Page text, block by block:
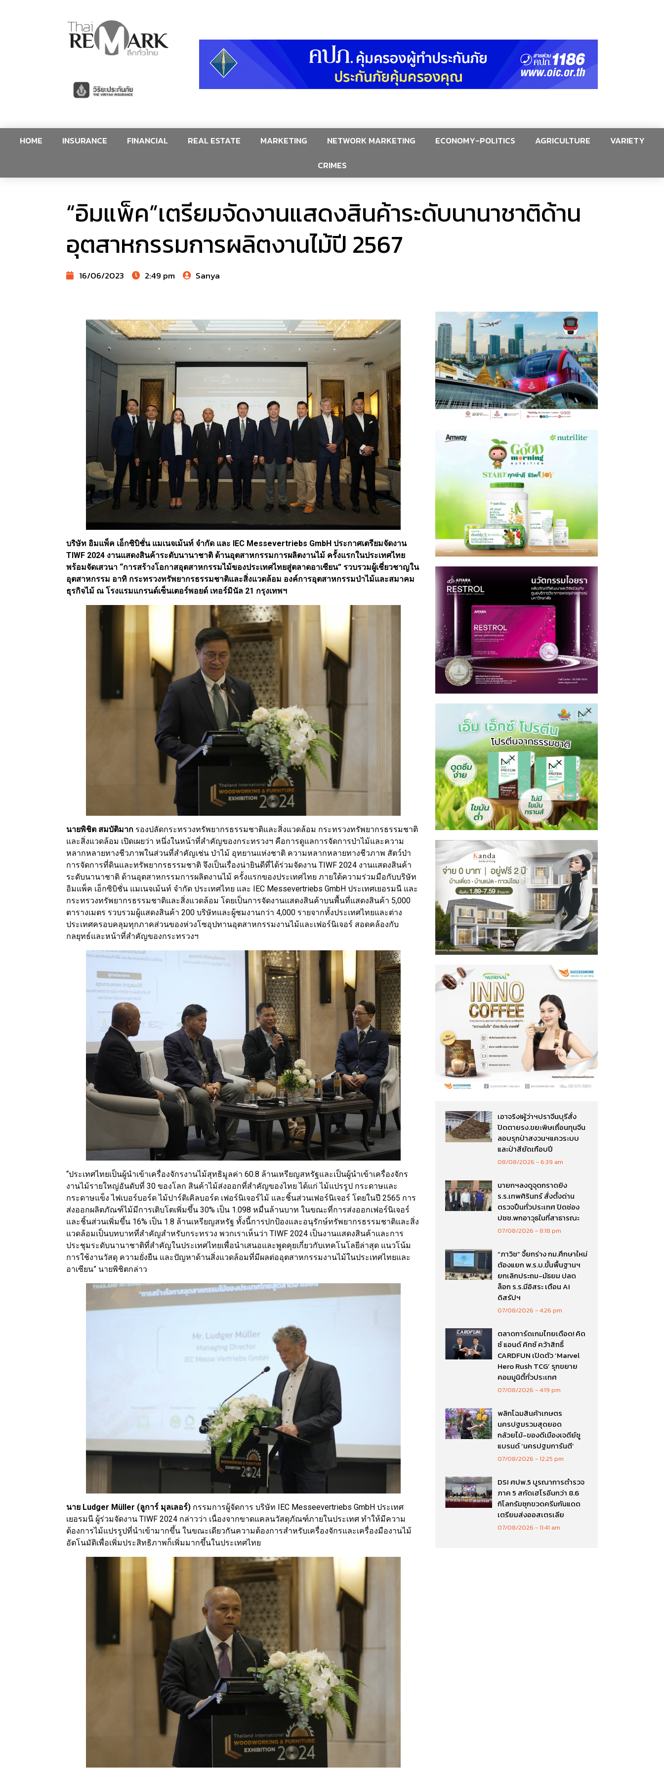
HOME INSURANCE FINANCIAL REAL ESTATE MARKETING NETWORK MARKETING ECONOMY-POLITICS AGRICULTURE
VARIETY
CRIMES
“อิมแพ็ค”เตรียมจัดงานแสดงสินค้าระดับนานาชาติด้าน
อุตสาหกรรมการผลิตงานไม้ปี 2567
16/06/2023 2:49 pm Sanya
บริษัท อิมแพ็ค เอ็กซิบิชั่น แมเนจเม้นท์ จํากัด และ IEC Messevertriebs GmbH ประกาศเตรียมจัดงาน
TIWF 2024 งานแสดงสินค้าระดับนานาชาติ ด้านอุตสาหกรรมการผลิตงานไม้ ครั้งแรกในประเทศไทย
พร้อมจัดเสวนา “การสร้างโอกาสอุตสาหกรรมไม้ของประเทศไทยสู่ตลาดอาเซียน” รวบรวมผู้เชี่ยวชาญใน
อุตสาหกรรม อาทิ กระทรวงทรัพยากรธรรมชาติและสิ่งแวดล้อม องค์การอุตสาหกรรมป่าไม้และสมาคม
ธุรกิจไม้ ณ โรงแรมแกรนด์เซ็นเตอร์พอยด์ เทอร์มินัล 21 กรุงเทพฯ
นายพิชิต สมบัติมาก รองปลัดกระทรวงทรัพยากรธรรมชาติและสิ่งแวดล้อม กระทรวงทรัพยากรธรรมชาติ
และสิ่งแวดล้อม เปิดเผยว่า หนึ่งในหน้าที่สำคัญของกระทรวงฯ คือการดูแลการจัดการป่าไม้และความ
หลากหลายทางชีวภาพในส่วนที่สำคัญเช่น ป่าไม้ อุทยานแห่งชาติ ความหลากหลายทางชีวภาพ สัตว์ป่า
การจัดการที่ดินและทรัพยากรธรรมชาติ จึงเป็นเรื่องน่ายินดีที่ได้ร่วมจัดงาน TIWF 2024 งานแสดงสินค้า
ระดับนานาชาติ ด้านอุตสาหกรรมการผลิตงานไม้ ครั้งแรกของประเทศไทย ภายใต้ความร่วมมือกับบริษัท
อิมแพ็ค เอ็กซิบิชั่น แมเนจเม้นท์ จํากัด ประเทศไทย และ IEC Messevertriebs GmbH ประเทศเยอรมนี และ
กระทรวงทรัพยากรธรรมชาติและสิ่งแวดล้อม โดยเป็นการจัดงานแสดงสินค้าบนพื้นที่แสดงสินค้า 5,000
ตารางเมตร รวบรวมผู้แสดงสินค้า 200 บริษัทและผู้ชมงานกว่า 4,000 รายจากทั้งประเทศไทยและต่าง
ประเทศครอบคลุมทุกภาคส่วนของห่วงโซอุปทานอุตสาหกรรมงานไม้และเฟอร์นิเจอร์ สอดคล้องกับ
กลยุทธ์และหน้าที่สำคัญของกระทรวงฯ
“ประเทศไทยเป็นผู้นำเข้าเครื่องจักรงานไม้สุทธิมูลค่า 60.8 ล้านเหรียญสหรัฐและเป็นผู้นำเข้าเครื่องจักร
งานไม้รายใหญ่อันดับที่ 30 ของโลก สินค้าไม้ส่งออกที่สำคัญของไทย ได้แก่ ไม้แปรรูป กระดาษและ
กระดาษแข็ง ไฟเบอร์บอร์ด ไม้ปาร์ติเคิลบอร์ด เฟอร์นิเจอร์ไม้ และชิ้นส่วนเฟอร์นิเจอร์ โดยในปี 2565 การ
ส่งออกผลิตภัณฑ์ไม้มีการเติบโตเพิ่มขึ้น 30% เป็น 1.098 หมื่นล้านบาท ในขณะที่การส่งออกเฟอร์นิเจอร์
และชิ้นส่วนเพิ่มขึ้น 16% เป็น 1.8 ล้านเหรียญสหรัฐ ทั้งนี้การปกป้องและอนุรักษ์ทรัพยากรธรรมชาติและสิ่ง
แวดล้อมเป็นบทบาทที่สำคัญสำหรับกระทรวง พวกเราเห็นว่า TIWF 2024 เป็นงานแสดงสินค้าและการ
ประชุมระดับนานาชาติที่สำคัญในประเทศไทยเพื่อนำเสนอและพูดคุยเกี่ยวกับเทคโนโลยีล่าสุด แนวโน้ม
การใช้งานวัสดุ ความยั่งยืน และปัญหาด้านสิ่งแวดล้อมที่มีผลต่ออุตสาหกรรมงานไม้ในประเทศไทยและ
อาเซียน” นายพิชิตกล่าว
นาย Ludger Müller (ลูการ์ มุลเลอร์) กรรมการผู้จัดการ บริษัท IEC Messeevertriebs GmbH ประเทศ
เยอรมนี ผู้ร่วมจัดงาน TIWF 2024 กล่าวว่า เนื่องจากขาดแคลนวัสดุภัณฑ์ภายในประเทศ ทำให้มีความ
ต้องการไม้แปรรูปที่นำเข้ามากขึ้น ในขณะเดียวกันความต้องการสำหรับเครื่องจักรและเครื่องมืองานไม้
อัตโนมัติเพื่อเพิ่มประสิทธิภาพก็เพิ่มมากขึ้นในประเทศไทย
เอาจริง!ผู้ว่าฯปราจีนบุรีสั่ง
ปิดตายรง.ขยะพิษเถื่อนทุนจีน
ลอบรุกป่าสงวนฯแควระบบ
และป่าสียัดเกือบปี
08/08/2026 6:39 am
นายกฯลงดูจุดกราดยิง
ร.ร.เทพศิรินทร์ สั่งตั้งด่าน
ตรวจปืนทั่วประเทศ ปิดช่อง
ปชช.พกอาวุธในที่สาธารณะ
07/08/2026 8:18 pm
“ภาวิช” จี้ยกร่าง กม.ศึกษาใหม่
ต้องแยก พ.ร.บ.ขั้นพื้นฐานฯ
ยกเลิกประถม-มัธยม ปลด
ล็อก ร.ร.มีอิสระ เตือน AI
ดิสรัปฯ
07/08/2026 4:26 pm
ตลาดการ์ดเกมไทยเดือด! คิด
ซ์ แอนด์ คิทซ์ คว้าสิทธิ์
CARDFUN เปิดตัว ‘Marvel
Hero Rush TCG’ รุกขยาย
คอมมูนิตี้ทั่วประเทศ
07/08/2026 4:19 pm
พลิกโฉมสินค้าเกษตร
นครปฐมรวมสุดยอด
กล้วยไม้-ของดีเมืองเจดีย์ชู
แบรนด์ ‘นครปฐมการันตี’
07/08/2026 12:25 pm
DSI ศปพ.5 บูรณาการตำรวจ
ภาค 5 สกัดเฮโรอีนกว่า 8.6
กิโลกรัมซุกขวดครีมกันแดด
เตรียมส่งออสเตรเลีย
07/08/2026 11:41 am